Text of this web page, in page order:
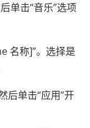
单击“音乐”选项
名称]”。选择是
后单击“应用”开